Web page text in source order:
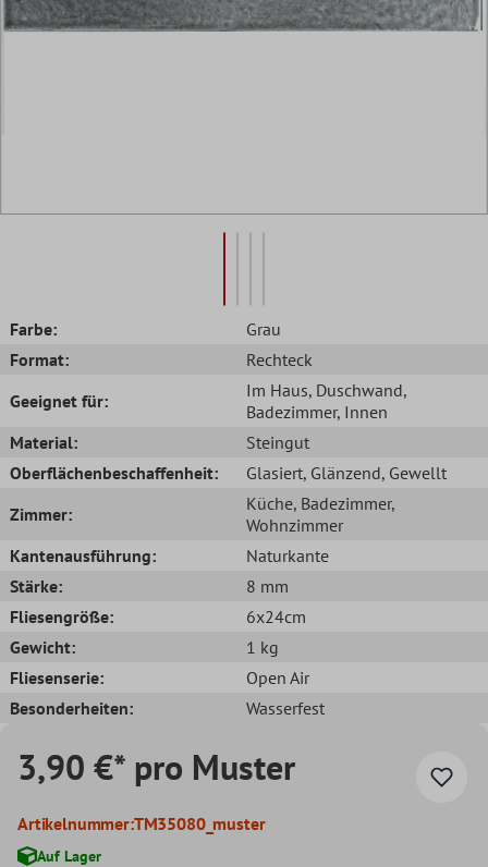
Farbe:
Grau
Format:
Rechteck
Geeignet für:
Im Haus, Duschwand,
Badezimmer, Innen
Material:
Steingut
Oberflächenbeschaffenheit:
Glasiert, Glänzend, Gewellt
Zimmer:
Küche, Badezimmer,
Wohnzimmer
Kantenausführung:
Naturkante
Stärke:
8 mm
Fliesengröße:
6x24cm
Gewicht:
1 kg
Fliesenserie:
Open Air
Besonderheiten:
Wasserfest
3,90 €* pro Muster
Artikelnummer:TM35080_muster
Auf Lager